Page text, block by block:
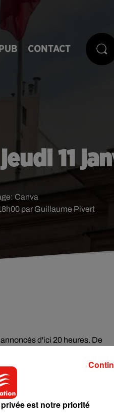
CONTACT
11
par Guillaume Pivert
Canva
d'ici 20 heures. De
à leur poste: Gérald
demeure ministre des
parolat et Aurore Bergé
s'adresser aux Français
est notre priorité